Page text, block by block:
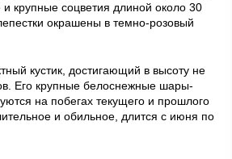
крупные соцветия длиной около 30
окрашены в темно-розовый
кустик, достигающий в высоту не
Его крупные белоснежные шары-
на побегах текущего и прошлого
и обильное, длится с июня по